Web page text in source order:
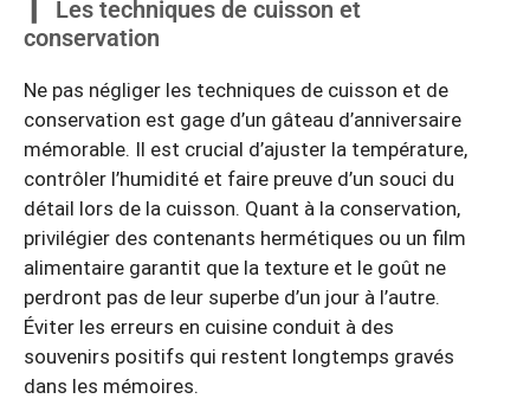
Les techniques de cuisson et
conservation
Ne pas négliger les techniques de cuisson et de
conservation est gage d’un gâteau d’anniversaire
mémorable. Il est crucial d’ajuster la température,
contrôler l’humidité et faire preuve d’un souci du
détail lors de la cuisson. Quant à la conservation,
privilégier des contenants hermétiques ou un film
alimentaire garantit que la texture et le goût ne
perdront pas de leur superbe d’un jour à l’autre.
Éviter les erreurs en cuisine conduit à des
souvenirs positifs qui restent longtemps gravés
dans les mémoires.